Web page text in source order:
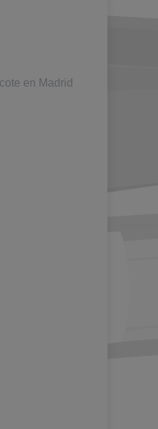
en Madrid